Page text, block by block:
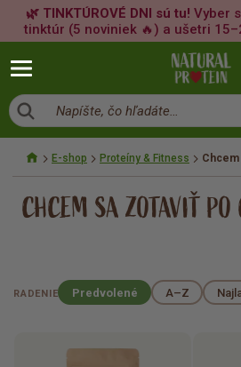
🌿 TINKTÚROVÉ DNI sú tu! Vyber
tinktúr (5 noviniek 🔥) a ušetri
Napíšte, čo hľadáte…
E-shop Proteíny & Fitness
CHCEM SA ZOTAVIŤ
RADENIE Predvolené A–Z